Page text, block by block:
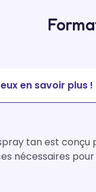
en savoir plus !
tan est conçu
nécessaires